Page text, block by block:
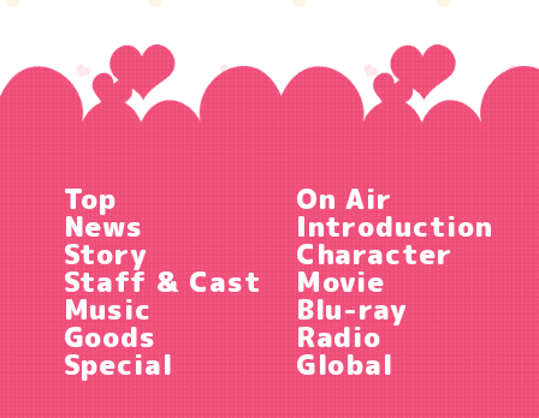
Top On Air
News Introduction
Story Character
Staff & Cast Movie
Music Blu-ray
Goods Radio
Special Global